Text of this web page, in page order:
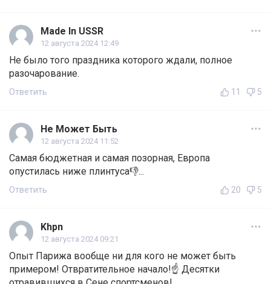
Made In USSR
12 августа 2024 12:49
Не было того праздника которого ждали, полное
разочарование.
Ответить 11 5
Не Может Быть
12 августа 2024 11:52
Самая бюджетная и самая позорная, Европа
опустилась ниже плинтуса👎...
Ответить 20 5
Khpn
12 августа 2024 09:21
Опыт Парижа вообще ни для кого не может быть
примером! Отвратительное начало!☝️ Десятки